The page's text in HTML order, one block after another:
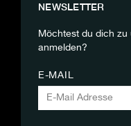
NEWSLETTER
Möchtest du dich zu
anmelden?
E-MAIL